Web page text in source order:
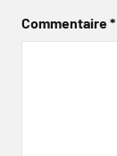
Commentaire*